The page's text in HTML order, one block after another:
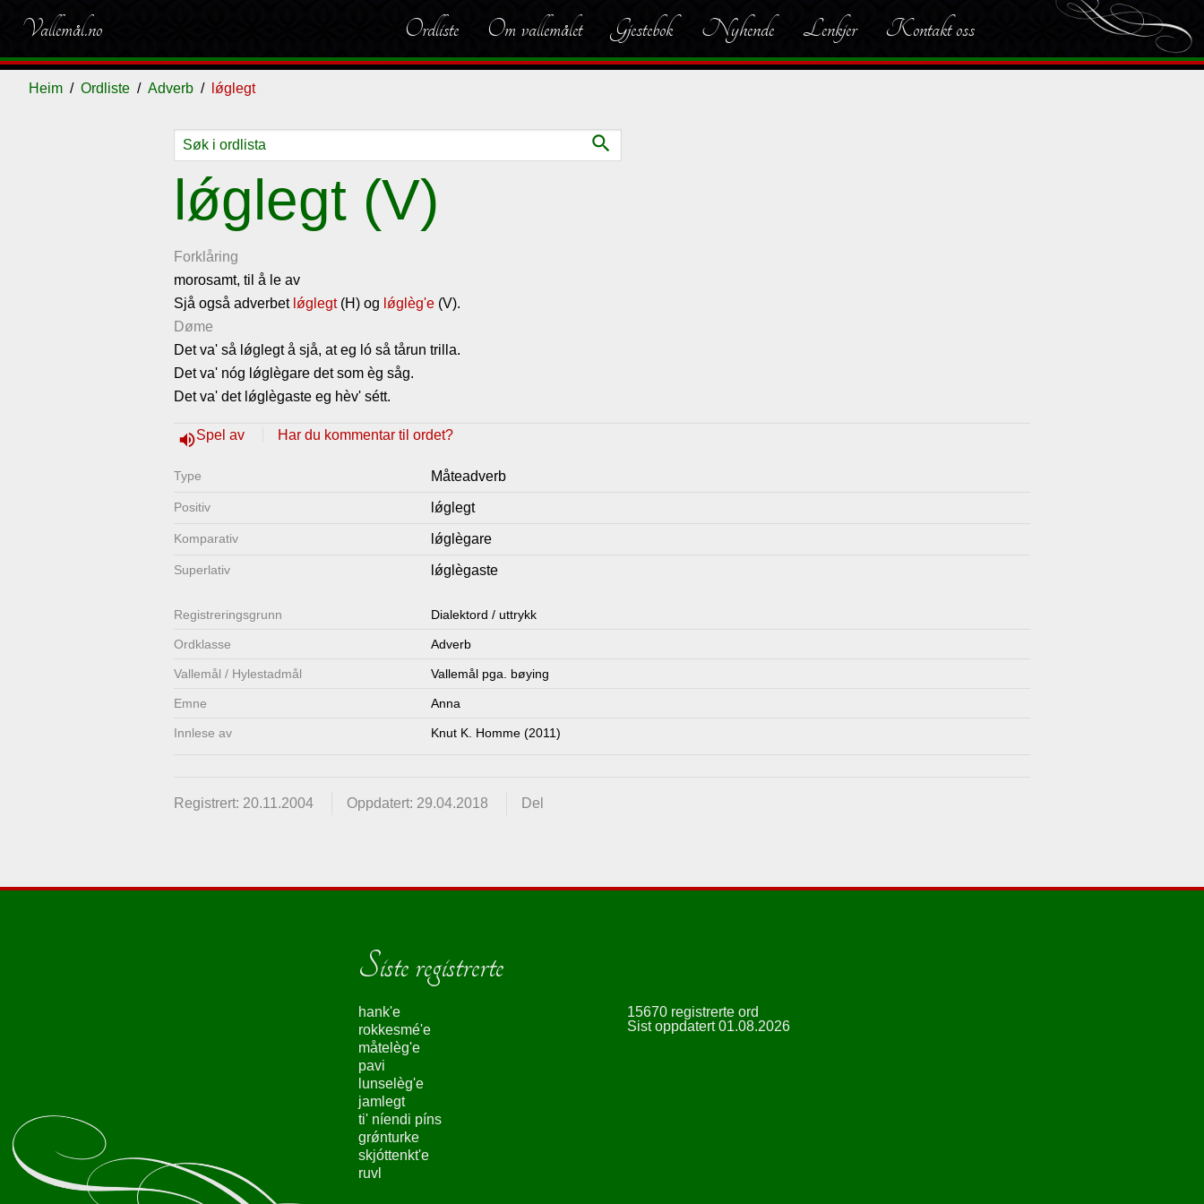
Vallemål.no Ordliste Om vallemålet Gjestebok Nyhende Lenkjer Kontakt oss
Heim Ordliste Adverb lǿglegt
search
lǿglegt (V)
Forklåring
morosamt, til å le av
Sjå også adverbet lǿglegt(H) og lǿglèg'e (V).
Døme
Det va' så lǿglegt å sjå, at eg ló så tårun trilla.
Det va' nóg lǿglègare det som èg såg.
Det va' det lǿglègaste eg hèv' sétt.
volume_upSpel av Har du kommentar til ordet?
Type Måteadverb
Positiv lǿglegt
Komparativ lǿglègare
Superlativ lǿglègaste
Registrerings­grunn Dialektord / uttrykk
Ordklasse Adverb
Vallemål / Hylestadmål Vallemål pga. bøying
Emne Anna
Innlese av Knut K. Homme (2011)
Registrert: 20.11.2004 Oppdatert: 29.04.2018 Del
Siste registrerte
hank'e
rokkesmé'e
måtelèg'e
pavi
lunselèg'e
jamlegt
ti' níendi píns
grǿnturke
skjóttenkt'e
ruvl
15670 registrerte ord
Sist oppdatert 01.08.2026